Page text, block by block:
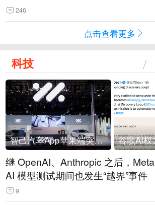
246
点击查看更多
科技
智己汽车App苹果端突然“下架”
继 OpenAI、Anthropic 之后，Meta
AI 模型测试期间也发生“越界”事件
9